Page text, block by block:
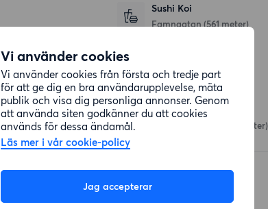
Vi använder cookies
Vi använder cookies från första och tredje part
för att ge dig en bra användarupplevelse, mäta
publik och visa dig personliga annonser. Genom
att använda siten godkänner du att cookies
används för dessa ändamål.
Läs mer i vår cookie-policy
Jag accepterar
Sushi Koi
Famngatan (561 meter)
Affärer
Orientkungen
(445 meter)
Mohim shop
Radiotorget